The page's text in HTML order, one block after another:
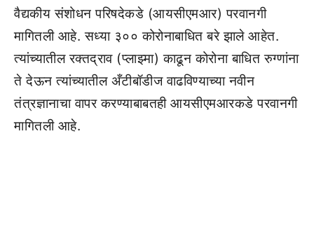
वैद्यकीय संशोधन परिषदेकडे (आयसीएमआर) परवानगी
मागितली आहे. सध्या ३०० कोरोनाबाधित बरे झाले आहेत.
त्यांच्यातील रक्तद्राव (प्लाझ्मा) काढून कोरोना बाधित रुग्णांना
ते देऊन त्यांच्यातील अँटीबॉडीज वाढविण्याच्या नवीन
तंत्रज्ञानाचा वापर करण्याबाबतही आयसीएमआरकडे परवानगी
मागितली आहे.